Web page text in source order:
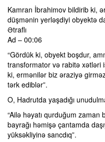
Kamran İbrahimov bildirib ki,
düşmənin yerləşdiyi obyektə
Ətraflı
Ad – 00:06
“Gördük ki, obyekt boşdur,
transformator və rabitə xətləri
ki, ermənilər biz əraziyə
tərk ediblər”.
O, Hadrutda yaşadığı
“Ailə həyatı qurduğum zaman
bayrağı həmişə çantamda
yüksəkliyinə sancdıq”.